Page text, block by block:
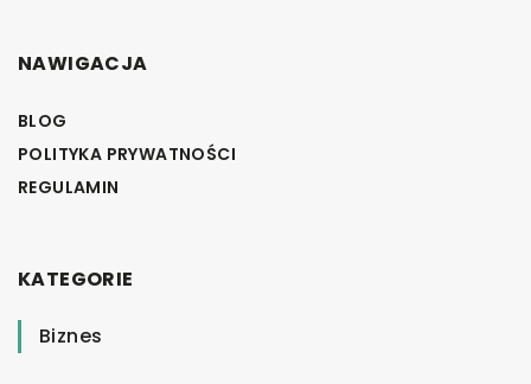
NAWIGACJA
BLOG
POLITYKA PRYWATNOŚCI
REGULAMIN
KATEGORIE
Biznes